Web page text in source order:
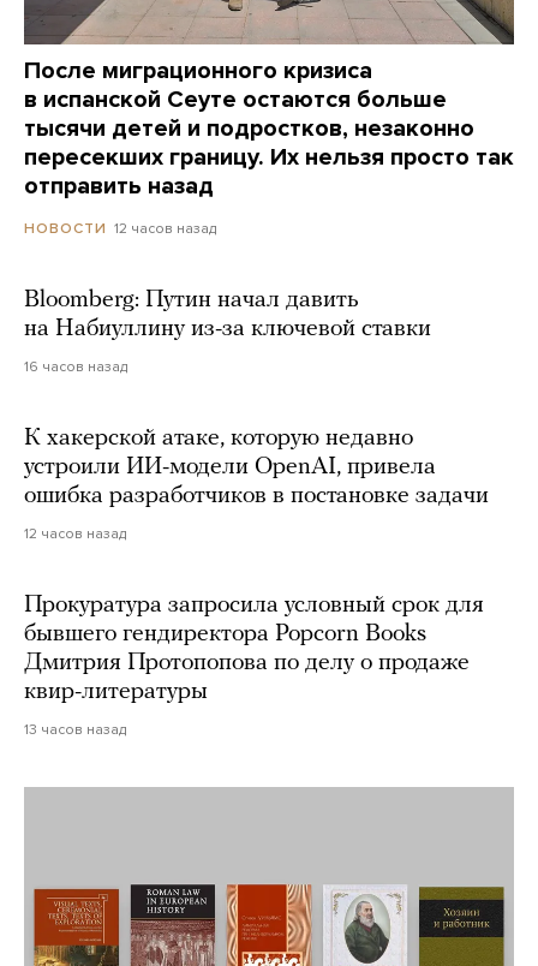
После миграционного кризиса
в испанской Сеуте остаются больше
тысячи детей и подростков, незаконно
пересекших границу. Их нельзя просто так
отправить назад
НОВОСТИ 12 часов назад
Bloomberg: Путин начал давить
на Набиуллину из-за ключевой ставки
16 часов назад
К хакерской атаке, которую недавно
устроили ИИ-модели OpenAI, привела
ошибка разработчиков в постановке задачи
12 часов назад
Прокуратура запросила условный срок для
бывшего гендиректора Popcorn Books
Дмитрия Протопопова по делу о продаже
квир-литературы
13 часов назад